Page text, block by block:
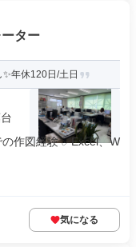
ター
年休120日/土日
作図経験 ✅Excel、W
気になる